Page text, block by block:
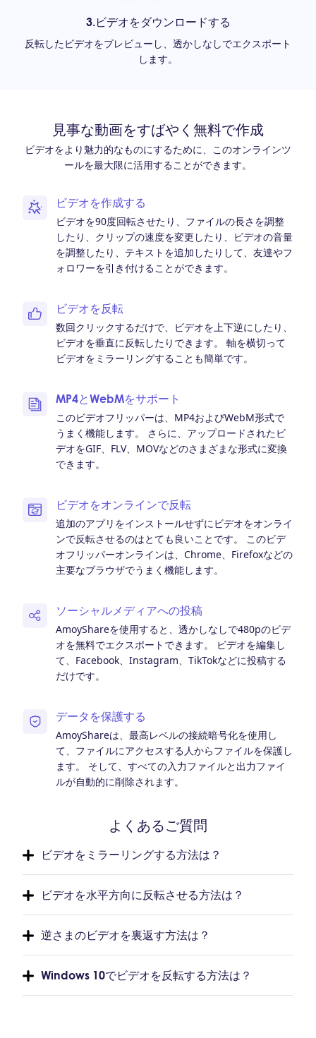
3.ビデオをダウンロードする
反転したビデオをプレビューし、透かしなしでエクスポート
します。
見事な動画をすばやく無料で作成
ビデオをより魅力的なものにするために、このオンラインツ
ールを最大限に活用することができます。
ビデオを作成する
ビデオを90度回転させたり、ファイルの長さを調整
したり、クリップの速度を変更したり、ビデオの音量
を調整したり、テキストを追加したりして、友達やフ
ォロワーを引き付けることができます。
ビデオを反転
数回クリックするだけで、ビデオを上下逆にしたり、
ビデオを垂直に反転したりできます。 軸を横切って
ビデオをミラーリングすることも簡単です。
MP4とWebMをサポート
このビデオフリッパーは、MP4およびWebM形式で
うまく機能します。 さらに、アップロードされたビ
デオをGIF、FLV、MOVなどのさまざまな形式に変換
できます。
ビデオをオンラインで反転
追加のアプリをインストールせずにビデオをオンライ
ンで反転させるのはとても良いことです。 このビデ
オフリッパーオンラインは、Chrome、Firefoxなどの
主要なブラウザでうまく機能します。
ソーシャルメディアへの投稿
AmoyShareを使用すると、透かしなしで480pのビデ
オを無料でエクスポートできます。 ビデオを編集し
て、Facebook、Instagram、TikTokなどに投稿する
だけです。
データを保護する
AmoyShareは、最高レベルの接続暗号化を使用し
て、ファイルにアクセスする人からファイルを保護し
ます。 そして、すべての入力ファイルと出力ファイ
ルが自動的に削除されます。
よくあるご質問
ビデオをミラーリングする方法は？
ビデオを水平方向に反転させる方法は？
逆さまのビデオを裏返す方法は？
Windows 10でビデオを反転する方法は？